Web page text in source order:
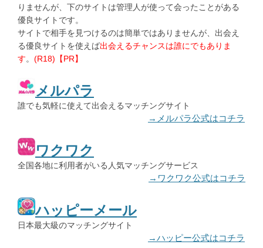
りませんが、下のサイトは管理人が使って会ったことがある
優良サイトです。
サイトで相手を見つけるのは簡単ではありませんが、出会え
る優良サイトを使えば出会えるチャンスは誰にでもありま
す。 (R18)【PR】
メルパラ
誰でも気軽に使えて出会えるマッチングサイト
→メルパラ公式はコチラ
ワクワク
全国各地に利用者がいる人気マッチングサービス
→ワクワク公式はコチラ
ハッピーメール
日本最大級のマッチングサイト
→ハッピー公式はコチラ